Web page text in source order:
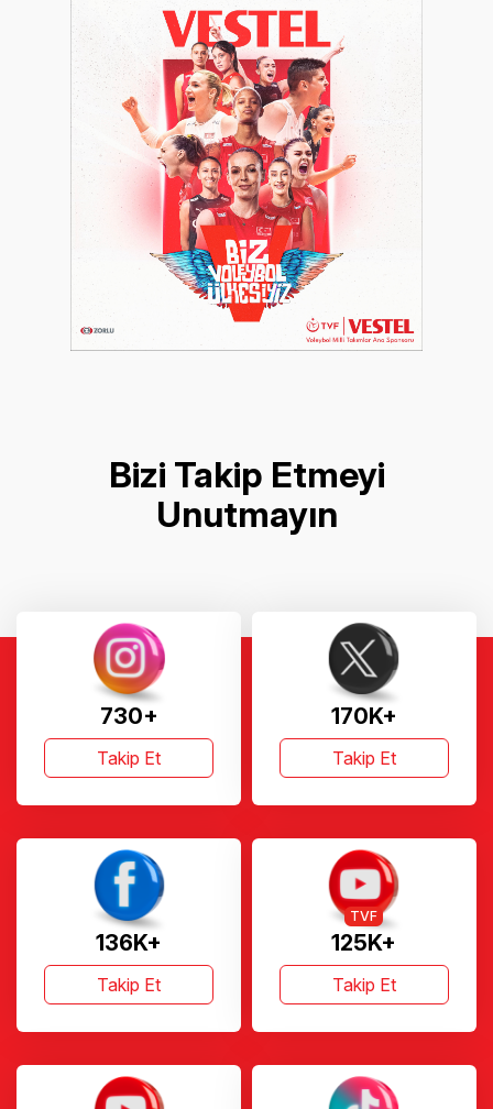
Bizi Takip Etmeyi
Unutmayın
730+
Takip Et
170K+
Takip Et
136K+
Takip Et
125K+
TVF
Takip Et